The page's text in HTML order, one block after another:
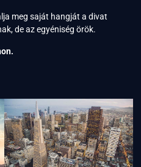
meg saját hangját a divat
de az egyéniség örök.